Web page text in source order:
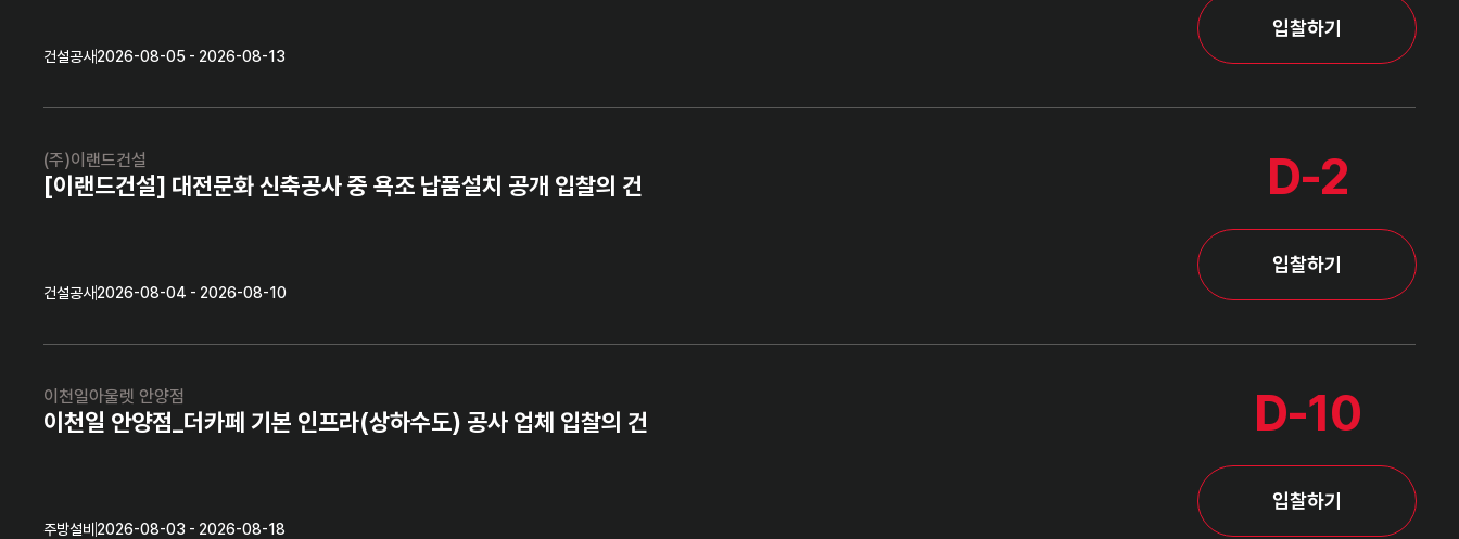
건설공사2026-08-05 - 2026-08-13
입찰하기
(주)이랜드건설
[이랜드건설] 대전문화 신축공사 중 욕조 납품설치 공개 입찰의 건
건설공사2026-08-04 - 2026-08-10
D-2
입찰하기
이천일아울렛 안양점
이천일 안양점_더카페 기본 인프라(상하수도) 공사 업체 입찰의 건
주방설비 2026-08-03 - 2026-08-18
D-10
입찰하기